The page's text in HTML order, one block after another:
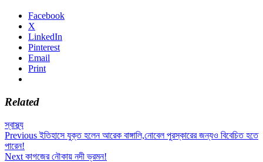
Facebook
X
LinkedIn
Pinterest
Email
Print
Related
স্বাস্থ্য
Post
navigation
PreviousPrevious
ইতিহাসে যুক্ত হলেন আরেক বাঙ্গালি,নোবেল পুরস্কারের জন্যও বিবেচিত হতে
পারেন!
Next Next
কাগজের নৌকায় নদী ভ্রমন!